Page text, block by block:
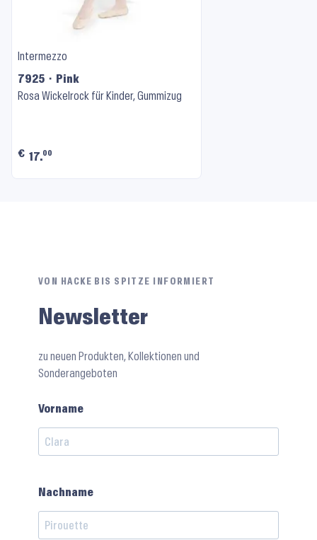
Intermezzo
7925 ⬝ Pink
Rosa Wickelrock für Kinder, Gummizug
€ 17.00
VON HACKE BIS SPITZE INFORMIERT
Newsletter
zu neuen Produkten, Kollektionen und
Sonderangeboten
Vorname
Nachname